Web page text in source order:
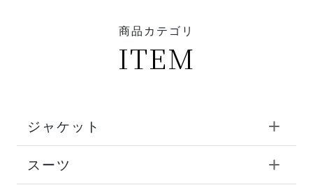
商品カテゴリ
ITEM
ジャケット
スーツ